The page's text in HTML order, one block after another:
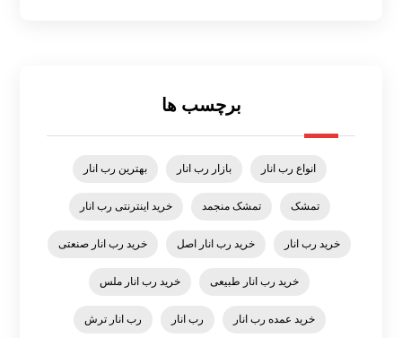
برچسب ها
انواع رب انار بازار رب انار بهترین رب انار
تمشک تمشک منجمد خرید اینترنتی رب انار
خرید رب انار خرید رب انار اصل خرید رب انار صنعتی
خرید رب انار طبیعی خرید رب انار ملس
خرید عمده رب انار رب انار رب انار ترش